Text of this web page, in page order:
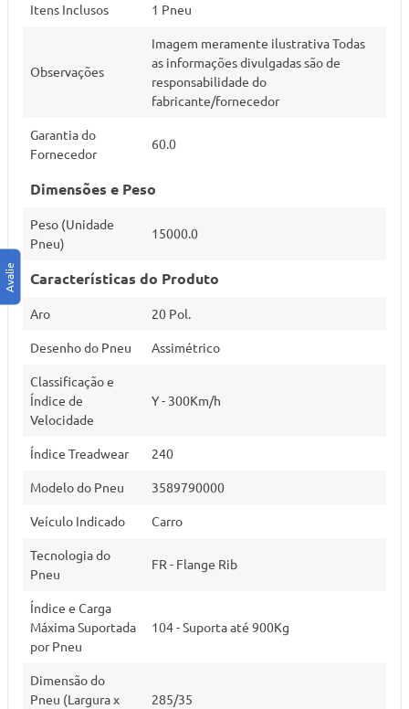
Itens Inclusos 1 Pneu
Observações
Imagem meramente ilustrativa Todas
as informações divulgadas são de
responsabilidade do
fabricante/fornecedor
Garantia do
Fornecedor
60.0
Dimensões e Peso
Peso (Unidade
Pneu)
15000.0
Características do Produto
Aro 20 Pol.
Desenho do Pneu Assimétrico
Classificação e
Índice de
Velocidade
Y - 300Km/h
Índice Treadwear 240
Modelo do Pneu 3589790000
Veículo Indicado Carro
Tecnologia do
Pneu
FR - Flange Rib
Índice e Carga
Máxima Suportada
por Pneu
104 - Suporta até 900Kg
Dimensão do
Pneu (Largura x
285/35